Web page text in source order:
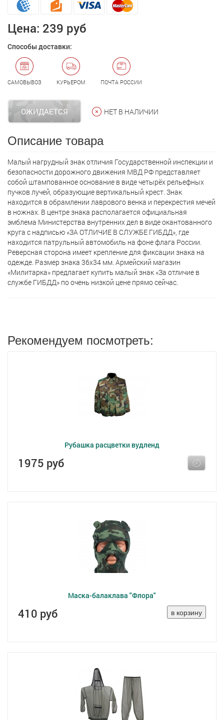
Цена: 239 руб
Способы доставки:
САМОВЫВОЗ КУРЬЕРОМ ПОЧТА РОССИИ
ОЖИДАЕТСЯ НЕТ В НАЛИЧИИ
Описание товара
Малый нагрудный знак отличия Государственной инспекции и
безопасности дорожного движения МВД РФ представляет
собой штампованное основание в виде четырёх рельефных
пучков лучей, образующие вертикальный крест. Знак
находится в обрамлении лаврового венка и перекрестия мечей
в ножнах. В центре знака располагается официальная
эмблема Министерства внутренних дел в виде окантованного
круга с надписью «ЗА ОТЛИЧИЕ В СЛУЖБЕ ГИБДД», где
находится патрульный автомобиль на фоне флага России.
Реверсная сторона имеет крепление для фиксации знака на
одежде. Размер знака 36х34 мм. Армейский магазин
«Милитарка» предлагает кyпить малый знак «За отличие в
службе ГИБДД» по очень низкой цене прямо сейчас.
Рекомендуем посмотреть:
Рубашка расцветки вудленд
1975 руб
Маска-балаклава "Флора"
410 руб